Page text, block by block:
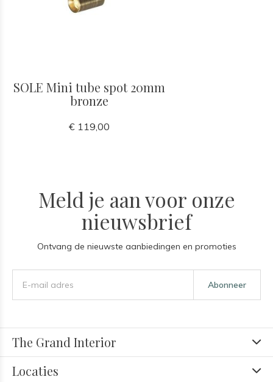
SOLE Mini tube spot 20mm
bronze
€ 119,00
Meld je aan voor onze
nieuwsbrief
Ontvang de nieuwste aanbiedingen en promoties
Abonneer
The Grand Interior
Locaties